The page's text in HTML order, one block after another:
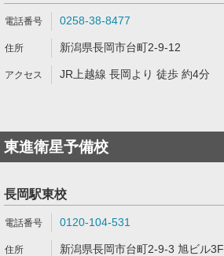
0258-38-8477
新潟県長岡市台町2-9-12
JR上越線 長岡より 徒歩 約4分
東進衛星予備校
長岡駅東校
0120-104-531
新潟県長岡市台町2-9-3 旭ビル3F